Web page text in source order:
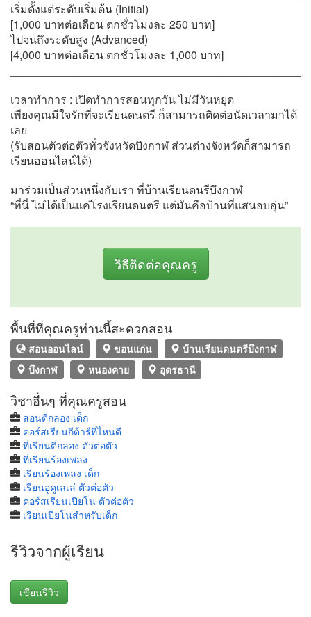
เริ่มตั้งแต่ระดับเริ่มต้น (Initial)
[1,000 บาทต่อเดือน ตกชั่วโมงละ 250 บาท]
ไปจนถึงระดับสูง (Advanced)
[4,000 บาทต่อเดือน ตกชั่วโมงละ 1,000 บาท]
เวลาทำการ : เปิดทำการสอนทุกวัน ไม่มีวันหยุด
เพียงคุณมีใจรักที่จะเรียนดนตรี ก็สามารถติดต่อนัดเวลามาได้
เลย
(รับสอนตัวต่อตัวทั่วจังหวัดบึงกาฬ ส่วนต่างจังหวัดก็สามารถ
เรียนออนไลน์ได้)
มาร่วมเป็นส่วนหนึ่งกับเรา ที่บ้านเรียนดนรีบึงกาฬ
“ที่นี่ ไม่ได้เป็นแค่โรงเรียนดนตรี แต่มันคือบ้านที่แสนอบอุ่น”
วิธีติดต่อคุณครู
พื้นที่ที่คุณครูท่านนี้สะดวกสอน
สอนออนไลน์ ขอนแก่น
บ้านเรียนดนตรีบึงกาฬ
บึงกาฬ
หนองคาย อุดรธานี
วิชาอื่นๆ ที่คุณครูสอน
สอนตีกลอง เด็ก
คอร์สเรียนกีต้าร์ที่ไหนดี
ที่เรียนตีกลอง ตัวต่อตัว
ที่เรียนร้องเพลง
เรียนร้องเพลง เด็ก
เรียนอูคูเลเล่ ตัวต่อตัว
คอร์สเรียนเปียโน ตัวต่อตัว
เรียนเปียโนสำหรับเด็ก
รีวิวจากผู้เรียน
เขียนรีวิว